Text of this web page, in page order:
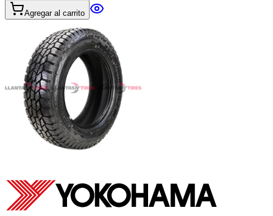
Agregar al carrito